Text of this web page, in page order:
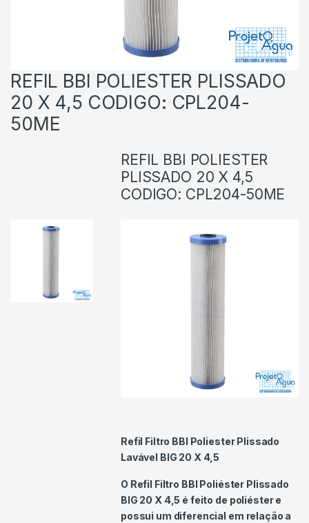
REFIL BBI POLIESTER PLISSADO
20 X 4,5 CODIGO: CPL204-
50ME
REFIL BBI POLIESTER
PLISSADO 20 X 4,5
CODIGO: CPL204-50ME
Refil Filtro BBI Poliester Plissado
Lavável BIG 20 X 4,5
O Refil Filtro BBI Poliéster Plissado
BIG 20 X 4,5 é feito de poliéster e
possui um diferencial em relação a